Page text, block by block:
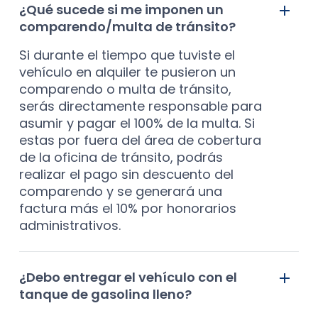
¿Qué sucede si me imponen un
comparendo/multa de tránsito?
Si durante el tiempo que tuviste el
vehículo en alquiler te pusieron un
comparendo o multa de tránsito,
serás directamente responsable para
asumir y pagar el 100% de la multa. Si
estas por fuera del área de cobertura
de la oficina de tránsito, podrás
realizar el pago sin descuento del
comparendo y se generará una
factura más el 10% por honorarios
administrativos.
¿Debo entregar el vehículo con el
tanque de gasolina lleno?